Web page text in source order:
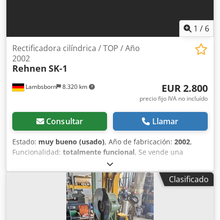
1 / 6
Lambsborn 8.320 km
Rectificadora cilíndrica / TOP / Año
2002
Rehnen SK-1
EUR 2.800
precio fijo IVA no incluído
Consultar Llamar
Estado: muy bueno (usado), Año de fabricación: 2002,
Funcionalidad: totalmente funcional, Se vende una
máquina de lijado de cantos y contornos Rehnen, modelo
SK-1, de construcción robusta para uso industrial. Esta
máquina es ideal para lijar piezas rectas y curvas, así
como contornos y radios. Gracias a su grupo de lijado
inclinable a 45°, es versátil y puede utilizarse en el ámbito
profesional para la fabricación de muebles, escaleras y
Clasificado